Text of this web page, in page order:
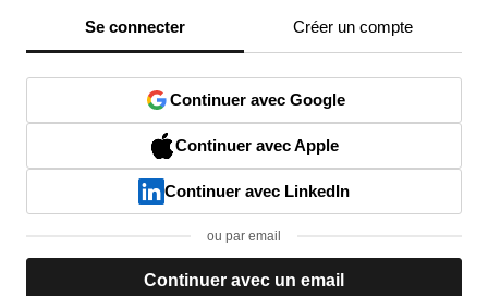
Se connecter Créer un compte
Continuer avec Google
Continuer avec Apple
Continuer avec LinkedIn
ou par email
Continuer avec un email